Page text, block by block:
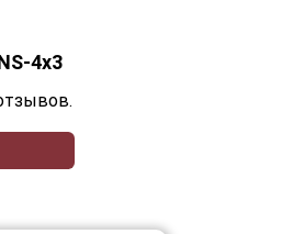
4х3